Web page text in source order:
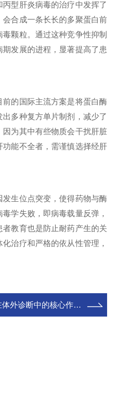
型肝炎病毒的治疗中发挥了
合成一条长长的多聚蛋白前
颗粒。通过这种竞争性抑制
发展的进程，显著提高了患
的国际主流方案是将蛋白酶
多种复方单片制剂，减少了
为其中有些物质会干扰肝脏
能不全者，需谨慎选择经肝
生位点突变，使得药物与酶
学失败，即病毒载量反弹，
教育也是防止耐药产生的关
治疗和严格的依从性管理，
心作用机制与标准化操作实践